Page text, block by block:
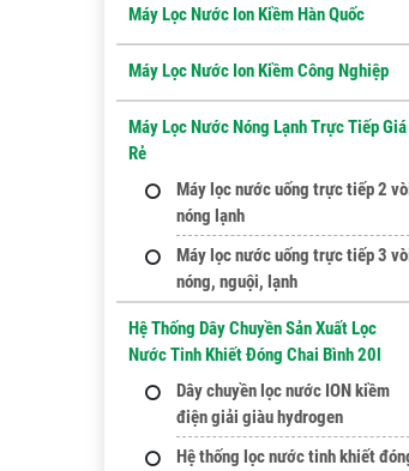
Máy Lọc Nước Ion Kiềm Hàn Quốc
Máy Lọc Nước Ion Kiềm Công Nghiệp
Máy Lọc Nước Nóng Lạnh Trực Tiếp Giá
Rẻ
Máy lọc nước uống trực tiếp 2
nóng lạnh
Máy lọc nước uống trực tiếp 3
nóng, nguội, lạnh
Hệ Thống Dây Chuyền Sản Xuất Lọc
Nước Tinh Khiết Đóng Chai Bình 20l
Dây chuyền lọc nước ION kiềm
điện giải giàu hydrogen
Hệ thống lọc nước tinh khiết